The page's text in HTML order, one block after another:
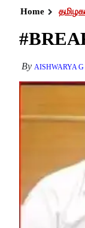
Home
By AISHWARYA G